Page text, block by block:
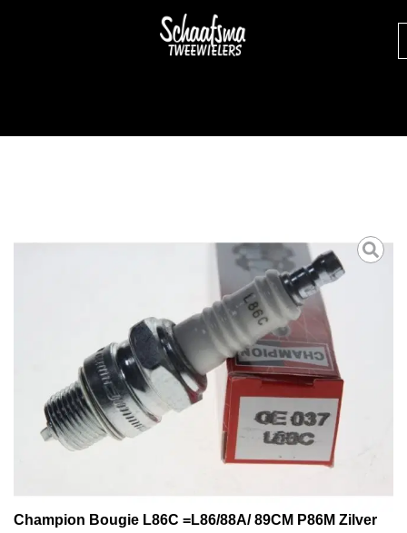
Champion Bougie L86C =L86/88A/ 89CM P86M Zilver